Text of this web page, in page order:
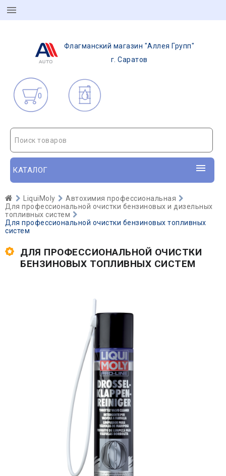
Флагманский магазин "Аллея Групп"
г. Саратов
0
Поиск товаров
КАТАЛОГ
LiquiMoly
Автохимия профессиональная
Для профессиональной очистки бензиновых и дизельных
топливных систем
Для профессиональной очистки бензиновых топливных
систем
ДЛЯ ПРОФЕССИОНАЛЬНОЙ ОЧИСТКИ
БЕНЗИНОВЫХ ТОПЛИВНЫХ СИСТЕМ